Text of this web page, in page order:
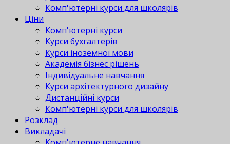
Комп'ютерні курси для школярів
Ціни
Комп'ютерні курси
Курси бухгалтерів
Курси іноземної мови
Академія бізнес рішень
Індивідуальне навчання
Курси архітектурного дизайну
Дистанційні курси
Комп'ютерні курси для школярів
Розклад
Викладачі